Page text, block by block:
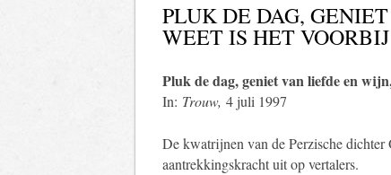
PLUK DE DAG,
WEET IS HET VOORBIJ
Pluk de dag, geniet van liefde en
In: Trouw, 4 juli 1997
De kwatrijnen van de Perzische
aantrekkingskracht uit op vertalers.